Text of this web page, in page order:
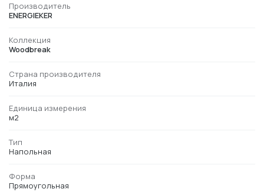
Производитель
ENERGIEKER
Коллекция
Woodbreak
Страна производителя
Италия
Единица измерения
м2
Тип
Напольная
Форма
Прямоугольная